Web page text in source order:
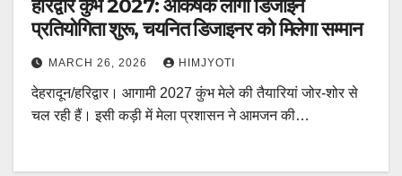
हरिद्वार कुंभ 2027: आकर्षक लोगो डिजाइन
प्रतियोगिता शुरू, चयनित डिजाइनर को मिलेगा सम्मान
MARCH 26, 2026 HIMJYOTI
देहरादून/हरिद्वार। आगामी 2027 कुंभ मेले की तैयारियां जोर-शोर से
चल रही हैं। इसी कड़ी में मेला प्रशासन ने आमजन की…